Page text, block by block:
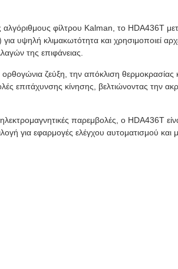
φίλτρου Kalman, το HDA436T
υψηλή κλιμακωτότητα και χρησιμοποιεί
της επιφάνειας.
ζεύξη, την απόκλιση θερμοκρασίας
επιτάχυνσης κίνησης, βελτιώνοντας την
παρεμβολές, ο HDA436T
για εφαρμογές ελέγχου αυτοματισμού και